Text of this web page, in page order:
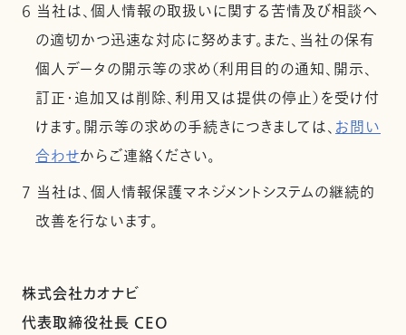
6 当社は、個人情報の取扱いに関する苦情及び相談へ
の適切かつ迅速な対応に努めます。また、当社の保有
個人データの開示等の求め（利用目的の通知、開示、
訂正・追加又は削除、利用又は提供の停止）を受け付
けます。開示等の求めの手続きにつきましては、お問い
合わせからご連絡ください。
7 当社は、個人情報保護マネジメントシステムの継続的
改善を行ないます。
株式会社カオナビ
代表取締役社長 CEO